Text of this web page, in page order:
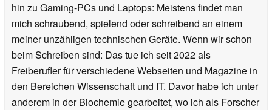
hin zu Gaming-PCs und Laptops: Meistens findet man
mich schraubend, spielend oder schreibend an einem
meiner unzähligen technischen Geräte. Wenn wir schon
beim Schreiben sind: Das tue ich seit 2022 als
Freiberufler für verschiedene Webseiten und Magazine in
den Bereichen Wissenschaft und IT. Davor habe ich unter
anderem in der Biochemie gearbeitet, wo ich als Forscher